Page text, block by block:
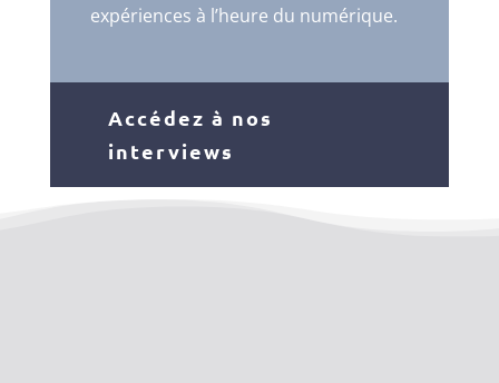
expériences à l’heure du numérique.
Accédez à nos
interviews